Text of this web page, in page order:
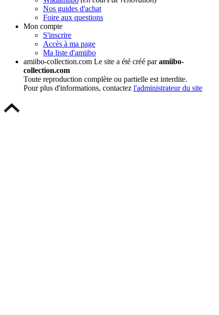
Nos guides d'achat
Foire aux questions
Mon compte
S'inscrire
Accès à ma page
Ma liste d'amiibo
amiibo-collection.com Le site a été créé paramiibo-
collection.com
Toute reproduction complète ou partielle est interdite.
Pour plus d'informations, contactez l'administrateur du site